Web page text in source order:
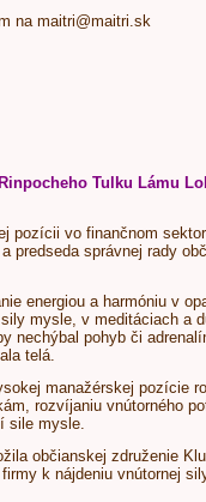
namaitri@maitri.sk
Tulku Lámu
vo finančnom
správnej rady
energiou a harmóniu v
mysle, v meditáciach a
nechýbal pohyb či
telá.
manažérskej pozície
rozvíjaniu vnútorného
sile mysle.
občianskej združenie
k nájdeniu vnútornej